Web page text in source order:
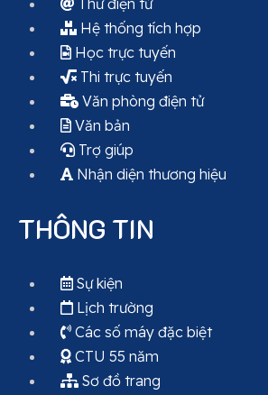
Thư điện tử
Hệ thống tích hợp
Học trực tuyến
Thi trực tuyến
Văn phòng điện tử
Văn bản
Trợ giúp
Nhận diện thương hiệu
THÔNG TIN
Sự kiện
Lịch trường
Các số máy đặc biệt
CTU 55 năm
Sơ đồ trang